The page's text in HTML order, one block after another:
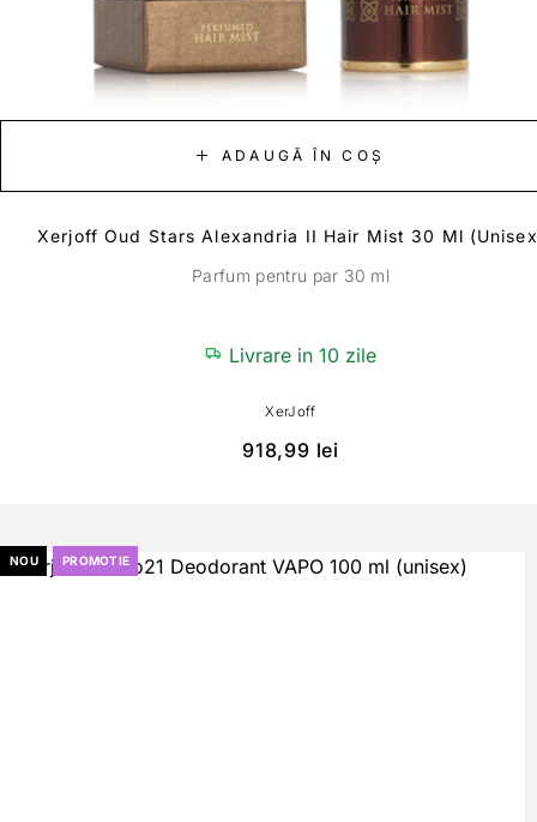
ADAUGĂ ÎN COȘ
Xerjoff Oud Stars Alexandria II Hair Mist 30 Ml
Parfum pentru par 30 ml
Livrare in 10 zile
XerJoff
918,99 lei
NOU PROMOTIE